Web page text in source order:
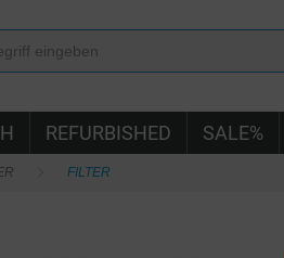
REFURBISHED SALE%
FILTER